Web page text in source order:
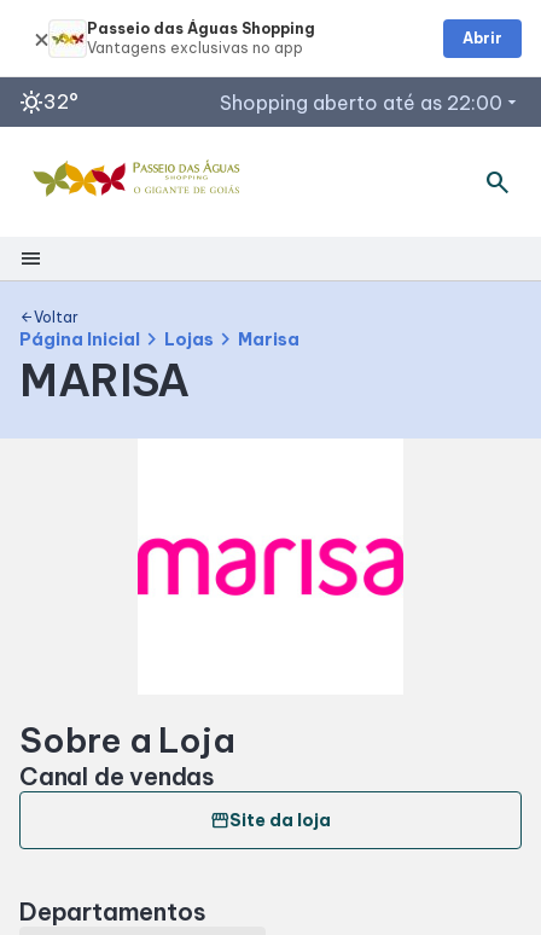
sunny32° Shopping aberto até as 22:00 arrow_drop_down
Horários de Funcionamento
Lojas
Acessar todos os horários
search
menu
Shopping
Mapa Interno
Como Chegar
Cinema
arrow_backVoltar
Página Inicial chevron_right Lojas chevron_right Marisa
MARISA
Sobre a Loja
Canal de vendas
storefrontSite da loja
Departamentos
Passeio das Águas Shopping
Abrir